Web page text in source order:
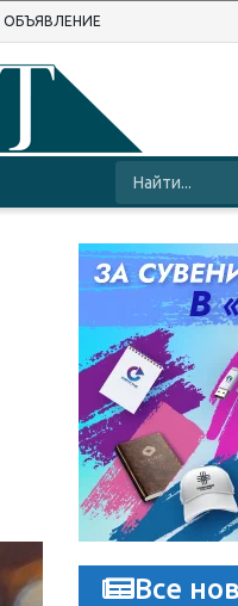
ОБЪЯВЛЕНИЕ
Все